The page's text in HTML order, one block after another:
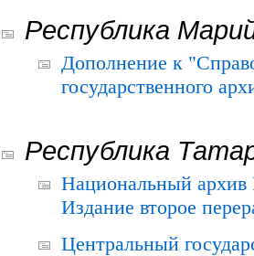
Республика
Дополнение к
государственного
Республика
Национальный архив
Издание второе
Центральный